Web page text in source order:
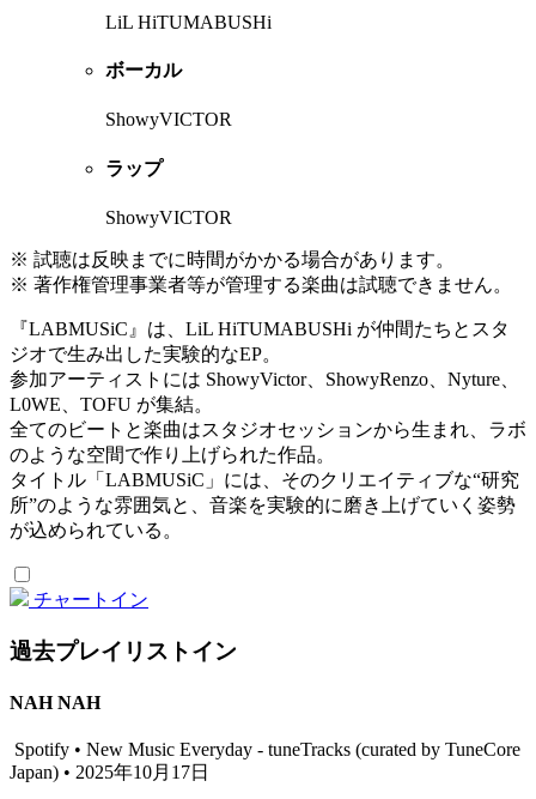
LiL HiTUMABUSHi
ボーカル
ShowyVICTOR
ラップ
ShowyVICTOR
※ 試聴は反映までに時間がかかる場合があります。
※ 著作権管理事業者等が管理する楽曲は試聴できません。
『LABMUSiC』は、LiL HiTUMABUSHi が仲間たちとスタ
ジオで生み出した実験的なEP。
参加アーティストには ShowyVictor、ShowyRenzo、Nyture、
L0WE、TOFU が集結。
全てのビートと楽曲はスタジオセッションから生まれ、ラボ
のような空間で作り上げられた作品。
タイトル「LABMUSiC」には、そのクリエイティブな“研究
所”のような雰囲気と、音楽を実験的に磨き上げていく姿勢
が込められている。
チャートイン
過去プレイリストイン
NAH NAH
Spotify • New Music Everyday - tuneTracks (curated by TuneCore
Japan) • 2025年10月17日